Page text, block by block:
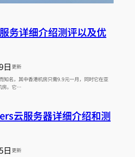
务详细介绍测评以及优
日更新
知名，其中香港机房只需9.9元一月，同时它在亚
房。它…
云服务器详细介绍和测
日更新